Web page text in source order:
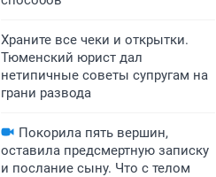
Храните все чеки и открытки.
Тюменский юрист дал
нетипичные советы супругам на
грани развода
Покорила пять вершин,
оставила предсмертную записку
и послание сыну. Что с телом